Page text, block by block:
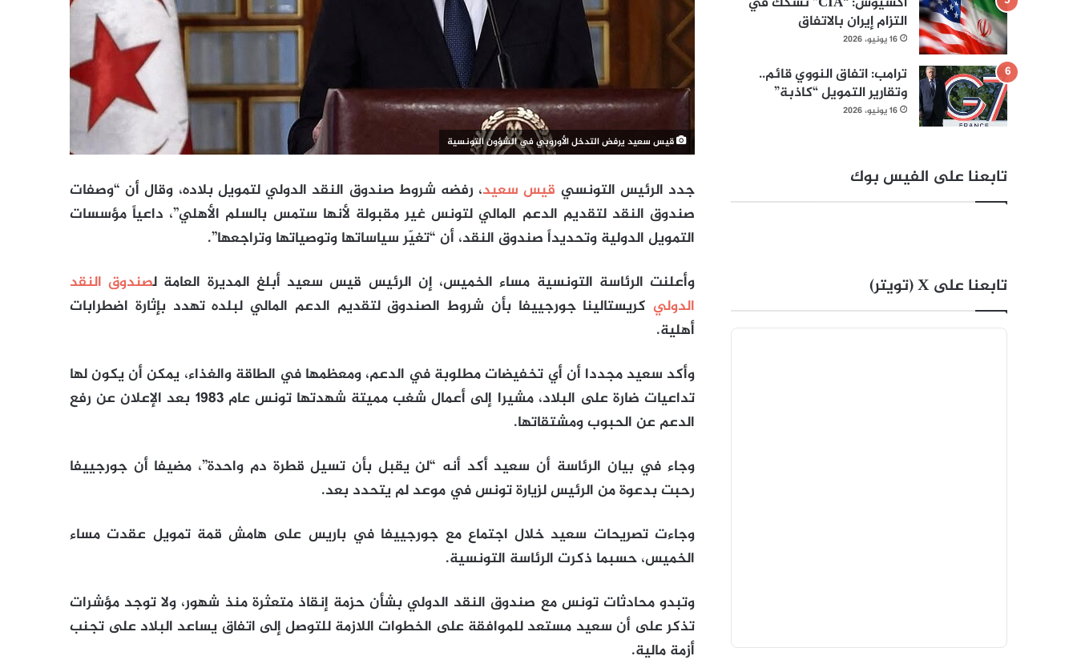
قيس سعيد يرفض التدخل الأوروبي في الشؤون التونسية
جدد الرئيس التونسي قيس سعيد، رفضه شروط صندوق النقد الدولي لتمويل بلاده، وقال أن “وصفات
صندوق النقد لتقديم الدعم المالي لتونس غير مقبولة لأنها ستمس بالسلم الأهلي”، داعياً مؤسسات
التمويل الدولية وتحديداً صندوق النقد، أن “تغيّر سياساتها وتوصياتها وتراجعها”.
وأعلنت الرئاسة التونسية مساء الخميس، إن الرئيس قيس سعيد أبلغ المديرة العامة لصندوق النقد
الدولي كريستالينا جورجييفا بأن شروط الصندوق لتقديم الدعم المالي لبلده تهدد بإثارة اضطرابات
أهلية.
وأكد سعيد مجددا أن أي تخفيضات مطلوبة في الدعم، ومعظمها في الطاقة والغذاء، يمكن أن يكون لها
تداعيات ضارة على البلاد، مشيرا إلى أعمال شغب مميتة شهدتها تونس عام 1983 بعد الإعلان عن رفع
الدعم عن الحبوب ومشتقاتها.
وجاء في بيان الرئاسة أن سعيد أكد أنه “لن يقبل بأن تسيل قطرة دم واحدة”، مضيفا أن جورجييفا
رحبت بدعوة من الرئيس لزيارة تونس في موعد لم يتحدد بعد.
وجاءت تصريحات سعيد خلال اجتماع مع جورجييفا في باريس على هامش قمة تمويل عقدت مساء
الخميس، حسبما ذكرت الرئاسة التونسية.
وتبدو محادثات تونس مع صندوق النقد الدولي بشأن حزمة إنقاذ متعثرة منذ شهور، ولا توجد مؤشرات
تذكر على أن سعيد مستعد للموافقة على الخطوات اللازمة للتوصل إلى اتفاق يساعد البلاد على تجنب
أزمة مالية.
التزام إيران بالاتفاق
16 يونيو، 2026
ترامب: اتفاق النووي قائم..
وتقارير التمويل “كاذبة”
16 يونيو، 2026
تابعنا على الفيس بوك
تابعنا على X (تويتر)